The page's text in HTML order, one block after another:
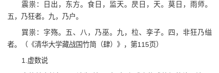
震祟：日出，东方。食日，监天。昃日，天。莫日，雨师。
五，乃狂者。九，乃户。
巽祟：字殇。五、八，乃巫。九，柆、孪子。四，非狂乃缢
者。（《清华大学藏战国竹简（肆）》，第115页）
1.虚数说